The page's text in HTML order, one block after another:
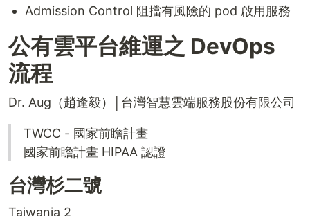
Admission Control 阻擋有風險的 pod 啟用服務
公有雲平台維運之 DevOps
流程
Dr. Aug（趙逢毅）│台灣智慧雲端服務股份有限公司
TWCC - 國家前瞻計畫
國家前瞻計畫 HIPAA 認證
台灣杉二號
Taiwania 2